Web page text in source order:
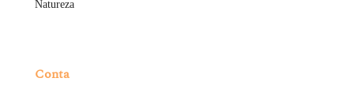
Natureza
Conta